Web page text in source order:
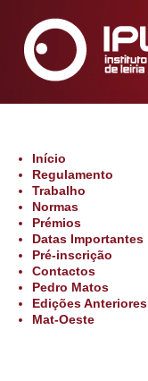
Início
Regulamento
Trabalho
Normas
Prémios
Datas Importantes
Pré-inscrição
Contactos
Pedro Matos
Edições Anteriores
Mat-Oeste